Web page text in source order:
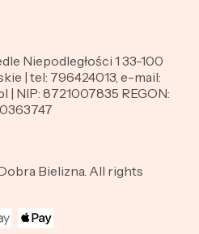
Niepodległości 1 33-100
| tel: 796424013, e-mail:
| NIP: 8721007835 REGON:
Bielizna. All rights